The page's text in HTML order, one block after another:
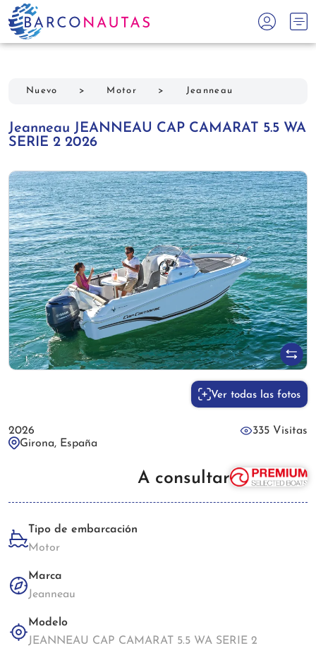
Nuevo > Motor > Jeanneau
Jeanneau JEANNEAU CAP CAMARAT 5.5 WA
SERIE 2 2026
Ver todas las fotos
2026
335 Visitas
Girona, España
A consultar
Tipo de embarcación
Motor
Marca
Jeanneau
Modelo
JEANNEAU CAP CAMARAT 5.5 WA SERIE 2